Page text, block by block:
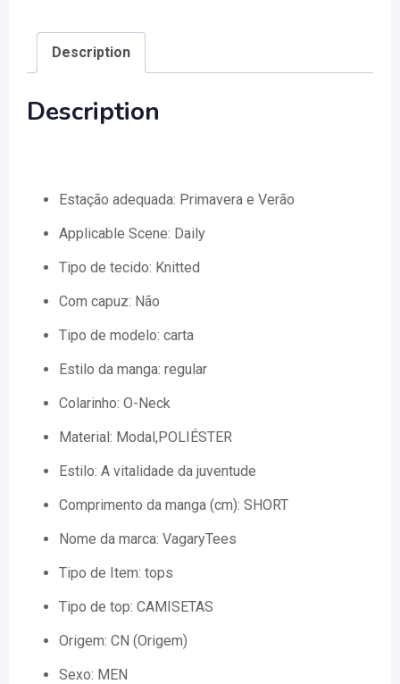
Description
Description
Estação adequada: Primavera e Verão
Applicable Scene: Daily
Tipo de tecido: Knitted
Com capuz: Não
Tipo de modelo: carta
Estilo da manga: regular
Colarinho: O-Neck
Material: Modal,POLIÉSTER
Estilo: A vitalidade da juventude
Comprimento da manga (cm): SHORT
Nome da marca: VagaryTees
Tipo de Item: tops
Tipo de top: CAMISETAS
Origem: CN (Origem)
Sexo: MEN